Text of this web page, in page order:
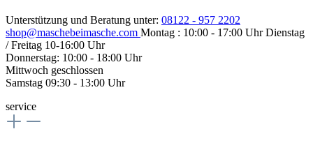
Unterstützung und Beratung unter: 08122 - 957 2202
shop@maschebeimasche.com Montag : 10:00 - 17:00 Uhr Dienstag
/ Freitag 10-16:00 Uhr
Donnerstag: 10:00 - 18:00 Uhr
Mittwoch geschlossen
Samstag 09:30 - 13:00 Uhr
service